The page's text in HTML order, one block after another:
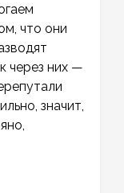
что они
через них —
значит,